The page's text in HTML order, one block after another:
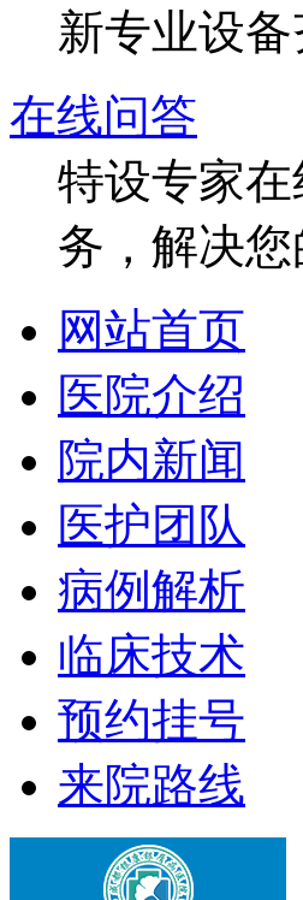
新专业设备
在线问答
特设专家
务，解决
网站首页
医院介绍
院内新闻
医护团队
病例解析
临床技术
预约挂号
来院路线